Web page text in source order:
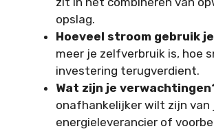
opslag.
Hoeveel stroom gebruik
meer je zelfverbruik is, hoe
investering terugverdient.
Wat zijn je
onafhankelijker wilt zijn van
energieleverancier of